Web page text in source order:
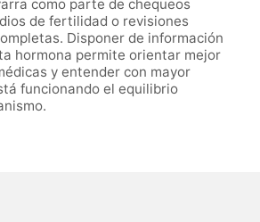
como parte de chequeos
de fertilidad o revisiones
Disponer de información
hormona permite orientar mejor
y entender con mayor
funcionando el equilibrio